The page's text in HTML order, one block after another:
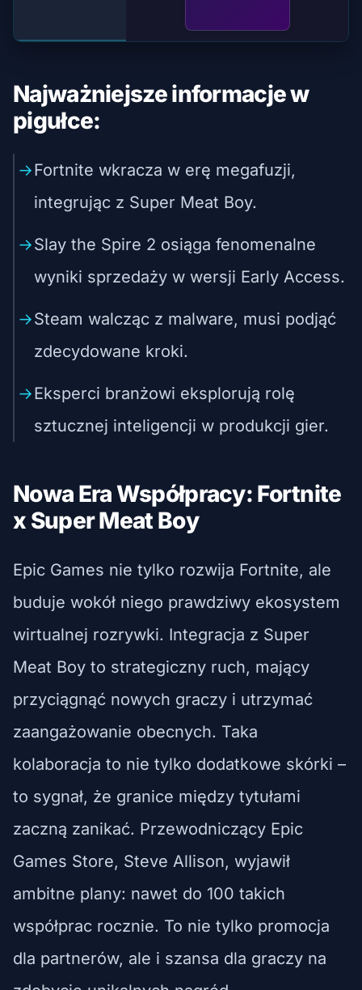
Najważniejsze informacje w
pigułce:
Fortnite wkracza w erę megafuzji,
integrując z Super Meat Boy.
Slay the Spire 2 osiąga fenomenalne
wyniki sprzedaży w wersji Early Access.
Steam walcząc z malware, musi podjąć
zdecydowane kroki.
Eksperci branżowi eksplorują rolę
sztucznej inteligencji w produkcji gier.
Nowa Era Współpracy: Fortnite
x Super Meat Boy
Epic Games nie tylko rozwija Fortnite, ale
buduje wokół niego prawdziwy ekosystem
wirtualnej rozrywki. Integracja z Super
Meat Boy to strategiczny ruch, mający
przyciągnąć nowych graczy i utrzymać
zaangażowanie obecnych. Taka
kolaboracja to nie tylko dodatkowe skórki –
to sygnał, że granice między tytułami
zaczną zanikać. Przewodniczący Epic
Games Store, Steve Allison, wyjawił
ambitne plany: nawet do 100 takich
współprac rocznie. To nie tylko promocja
dla partnerów, ale i szansa dla graczy na